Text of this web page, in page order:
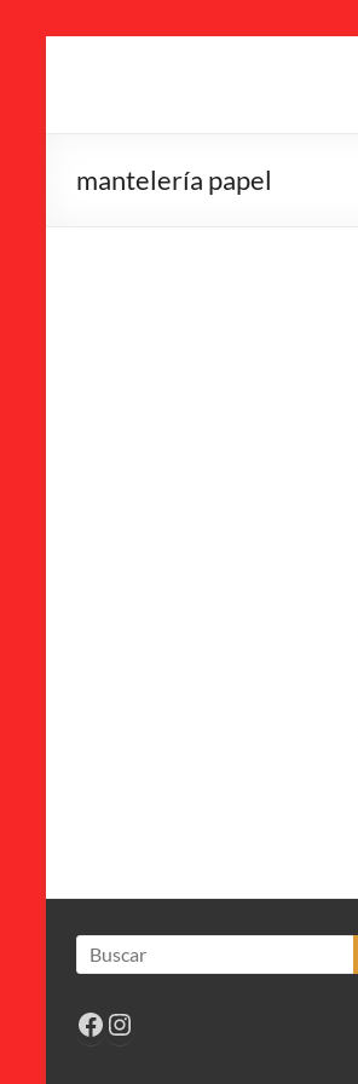
Alquiler
mantelería papel
Facebook
Instagram